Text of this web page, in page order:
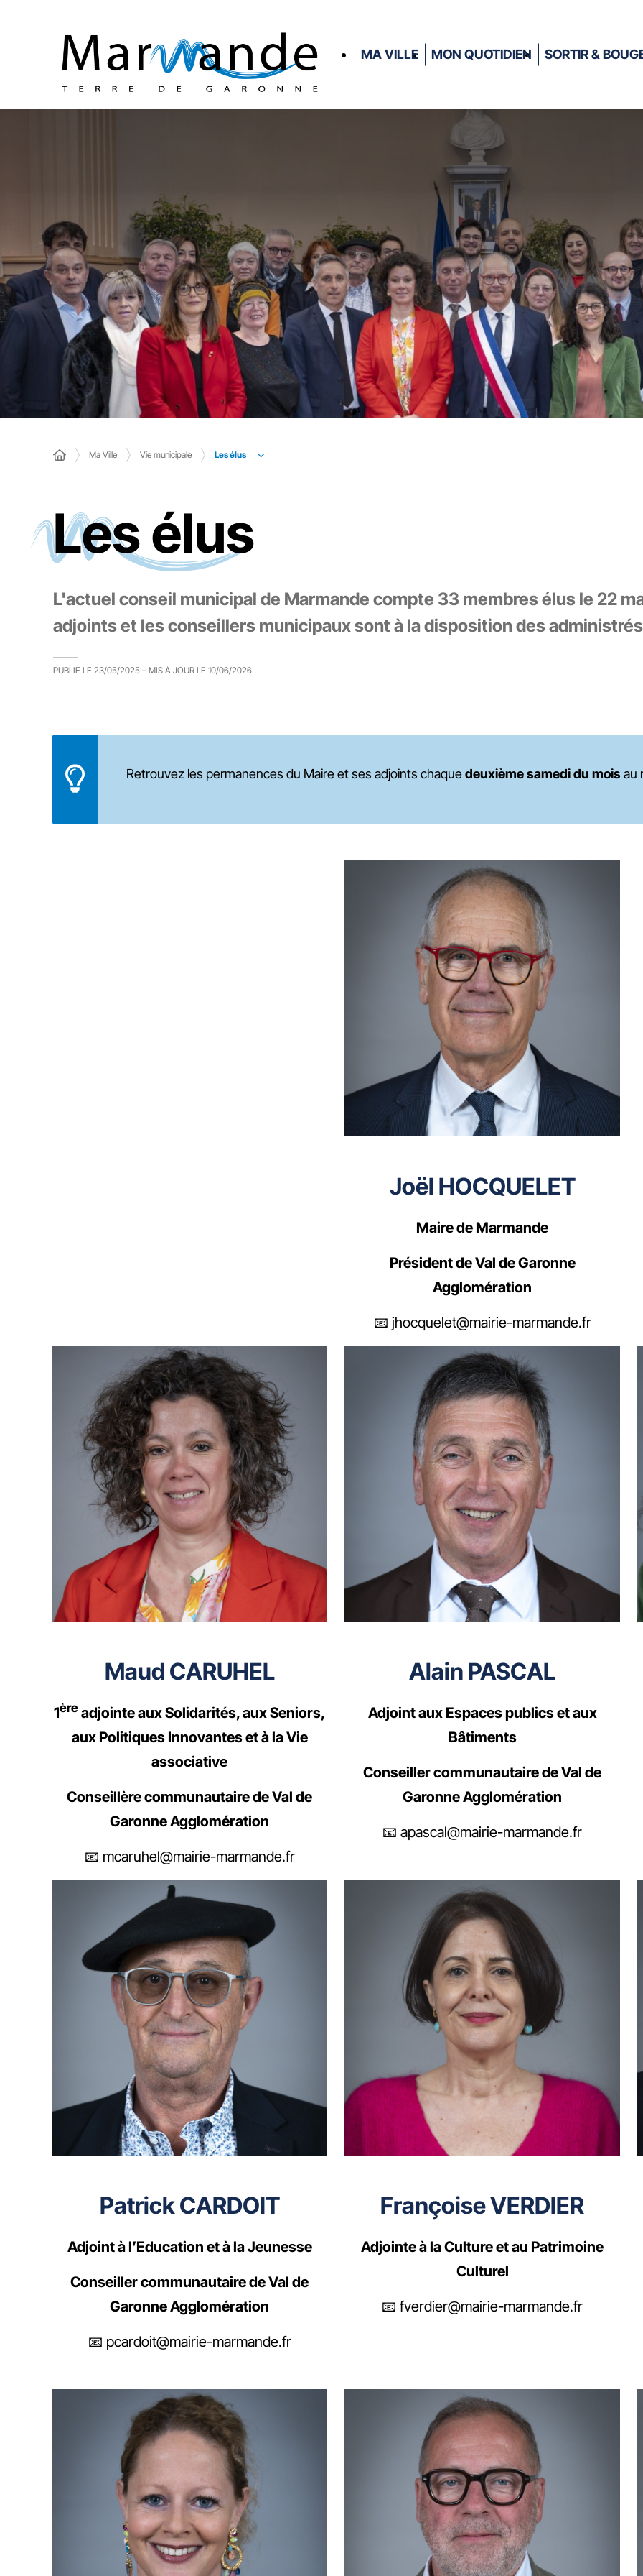
MA VILLE MON QUOTIDIEN SORTIR &
Ma Ville Vie municipale Les élus
Les élus
L'actuel conseil municipal de Marmande compte 33 membres élus le 22
adjoints et les conseillers municipaux sont à la disposition des
PUBLIÉ LE 23/05/2025 – MIS À JOUR LE 10/06/2026
Retrouvez les permanences du Maire et ses adjoints chaquedeuxième samedi du moisau
Joël HOCQUELET
Maire de Marmande
Président de Val de Garonne
Agglomération
📧 jhocquelet@mairie-marmande.fr
Maud CARUHEL
1ère adjointe aux Solidarités, aux Seniors,
aux Politiques Innovantes et à la Vie
associative
Conseillère communautaire de Val de
Garonne Agglomération
📧 mcaruhel@mairie-marmande.fr
Alain PASCAL
Adjoint aux Espaces publics et aux
Bâtiments
Conseiller communautaire de Val de
Garonne Agglomération
📧 apascal@mairie-marmande.fr
Patrick CARDOIT
Adjoint à l’Education et à la Jeunesse
Conseiller communautaire de Val de
Garonne Agglomération
📧 pcardoit@mairie-marmande.fr
Françoise VERDIER
Adjointe à la Culture et au Patrimoine
Culturel
📧 fverdier@mairie-marmande.fr